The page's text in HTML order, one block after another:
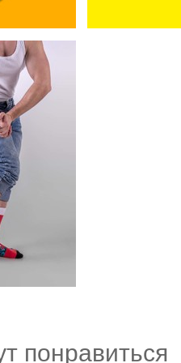
понравиться